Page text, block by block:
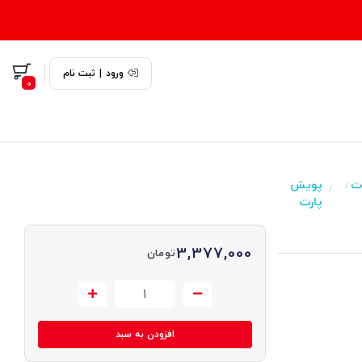
ورود | ثبت نام
0
/
/ پویش
پارت
3,377,000تومان
افزودن به سبد